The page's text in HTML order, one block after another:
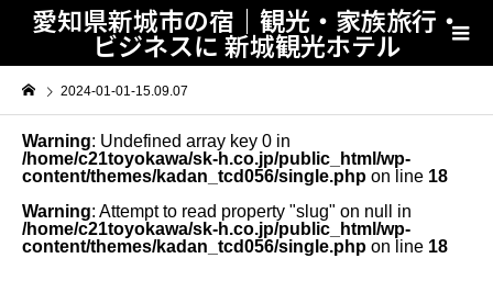
愛知県新城市の宿｜観光・家族旅行・
ビジネスに 新城観光ホテル
2024-01-01-15.09.07
Warning: Undefined array key 0 in
/home/c21toyokawa/sk-h.co.jp/public_html/wp-
content/themes/kadan_tcd056/single.php on line 18
Warning: Attempt to read property "slug" on null in
/home/c21toyokawa/sk-h.co.jp/public_html/wp-
content/themes/kadan_tcd056/single.php on line 18